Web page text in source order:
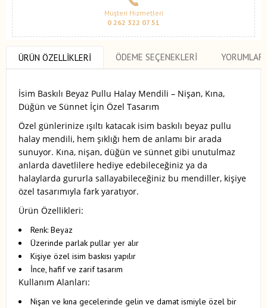
Müşteri Hizmetleri
0 262 322 07 51
ÜRÜN ÖZELLIKLERI ÖDEME SEÇENEKLERI YORUMLAR
İsim Baskılı Beyaz Pullu Halay Mendili – Nişan, Kına,
Düğün ve Sünnet İçin Özel Tasarım
Özel günlerinize ışıltı katacak isim baskılı beyaz pullu
halay mendili, hem şıklığı hem de anlamı bir arada
sunuyor. Kına, nişan, düğün ve sünnet gibi unutulmaz
anlarda davetlilere hediye edebileceğiniz ya da
halaylarda gururla sallayabileceğiniz bu mendiller, kişiye
özel tasarımıyla fark yaratıyor.
Ürün Özellikleri:
Renk: Beyaz
Üzerinde parlak pullar yer alır
Kişiye özel isim baskısı yapılır
İnce, hafif ve zarif tasarım
Kullanım Alanları:
Nişan ve kına gecelerinde gelin ve damat ismiyle özel bir